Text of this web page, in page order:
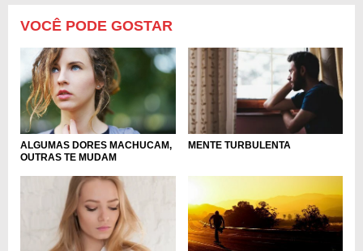
VOCÊ PODE GOSTAR
ALGUMAS DORES MACHUCAM,
OUTRAS TE MUDAM
MENTE TURBULENTA